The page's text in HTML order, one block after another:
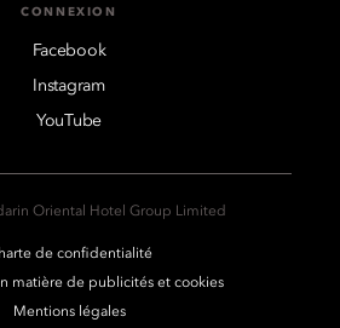
CONNEXION
Facebook
Instagram
YouTube
Oriental Hotel Group Limited
de confidentialité
matière de publicités et cookies
Mentions légales